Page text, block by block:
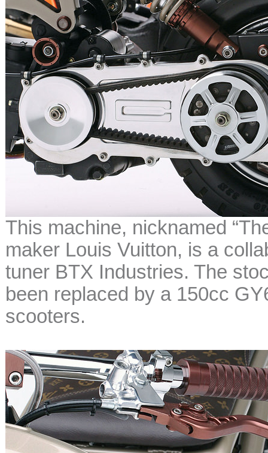
This machine, nicknamed
maker Louis Vuitton, is a
tuner BTX Industries. The
been replaced by a 150cc
scooters.